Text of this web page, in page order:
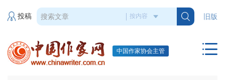
旧版
投稿
中国作家协会主管